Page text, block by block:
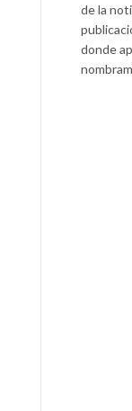
de la
donde